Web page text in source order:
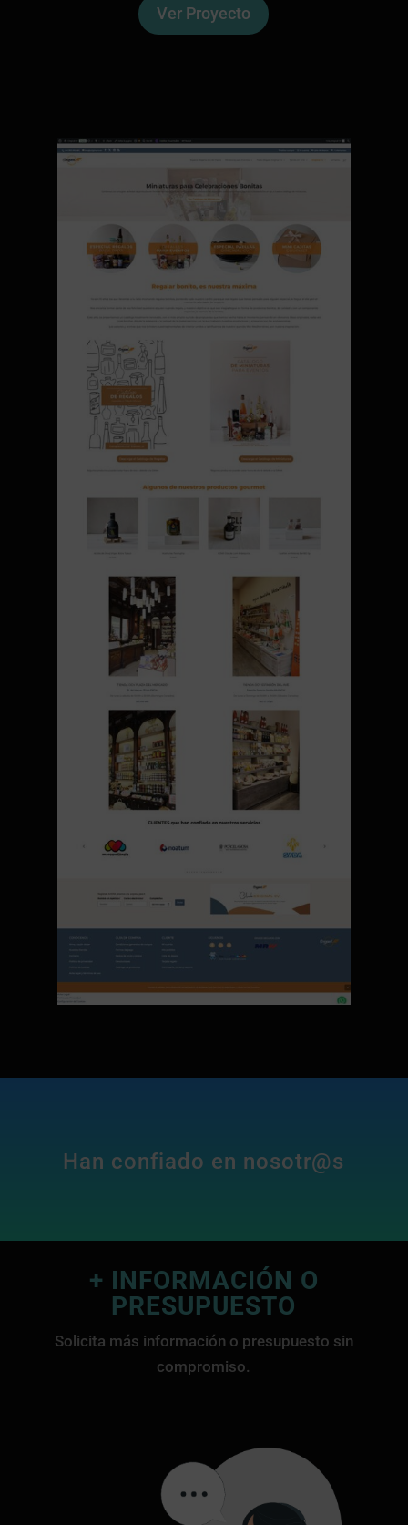
Ver Proyecto
Han confiado en nosotr@s
+ INFORMACIÓN O
PRESUPUESTO
Solicita más información o presupuesto sin
compromiso.